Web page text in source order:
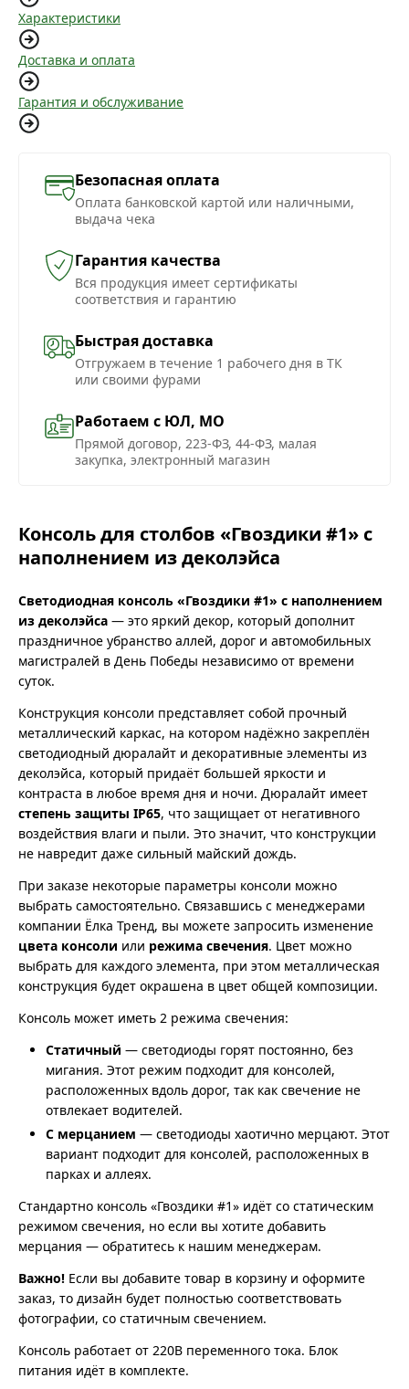
Характеристики
Доставка и оплата
Гарантия и обслуживание
Безопасная оплата
Оплата банковской картой или наличными,
выдача чека
Гарантия качества
Вся продукция имеет сертификаты
соответствия и гарантию
Быстрая доставка
Отгружаем в течение 1 рабочего дня в ТК
или своими фурами
Работаем с ЮЛ, МО
Прямой договор, 223-ФЗ, 44-ФЗ, малая
закупка, электронный магазин
Консоль для столбов «Гвоздики #1» с
наполнением из деколэйса
Светодиодная консоль «Гвоздики #1» с наполнением
из деколэйса — это яркий декор, который дополнит
праздничное убранство аллей, дорог и автомобильных
магистралей в День Победы независимо от времени
суток.
Конструкция консоли представляет собой прочный
металлический каркас, на котором надёжно закреплён
светодиодный дюралайт и декоративные элементы из
деколэйса, который придаёт большей яркости и
контраста в любое время дня и ночи. Дюралайт имеет
степень защиты IP65, что защищает от негативного
воздействия влаги и пыли. Это значит, что конструкции
не навредит даже сильный майский дождь.
При заказе некоторые параметры консоли можно
выбрать самостоятельно. Связавшись с менеджерами
компании Ёлка Тренд, вы можете запросить изменение
цвета консоли или режима свечения. Цвет можно
выбрать для каждого элемента, при этом металлическая
конструкция будет окрашена в цвет общей композиции.
Консоль может иметь 2 режима свечения:
Статичный — светодиоды горят постоянно, без
мигания. Этот режим подходит для консолей,
расположенных вдоль дорог, так как свечение не
отвлекает водителей.
С мерцанием — светодиоды хаотично мерцают. Этот
вариант подходит для консолей, расположенных в
парках и аллеях.
Стандартно консоль «Гвоздики #1» идёт со статическим
режимом свечения, но если вы хотите добавить
мерцания — обратитесь к нашим менеджерам.
Важно! Если вы добавите товар в корзину и оформите
заказ, то дизайн будет полностью соответствовать
фотографии, со статичным свечением.
Консоль работает от 220В переменного тока. Блок
питания идёт в комплекте.